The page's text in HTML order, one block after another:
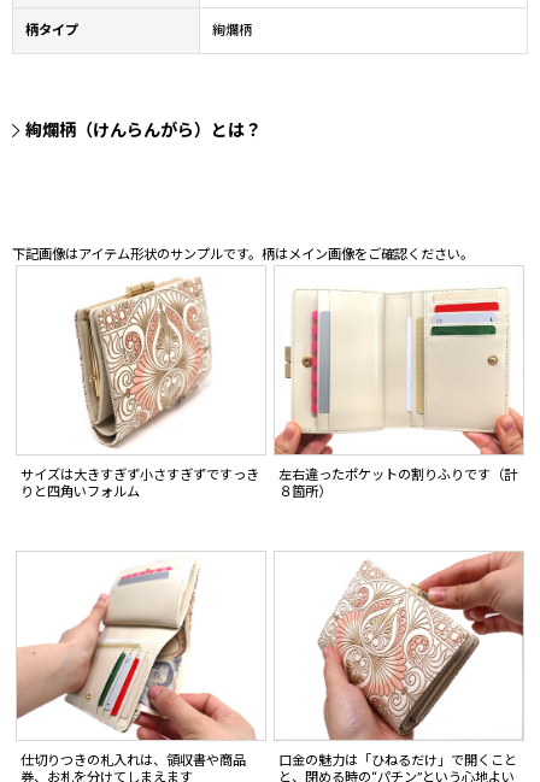
柄タイプ 絢爛柄
絢爛柄（けんらんがら）とは？
下記画像はアイテム形状のサンプルです。柄はメイン画像をご確認ください。
サイズは大きすぎず小さすぎずですっき
りと四角いフォルム
左右違ったポケットの割りふりです（計
８箇所）
仕切りつきの札入れは、領収書や商品
券、お札を分けてしまえます
口金の魅力は「ひねるだけ」で開くこと
と、閉める時の“パチン”という心地よい